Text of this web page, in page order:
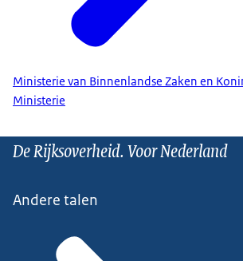
Ministerie van Binnenlandse Zaken en
Ministerie
De Rijksoverheid. Voor Nederland
Andere talen